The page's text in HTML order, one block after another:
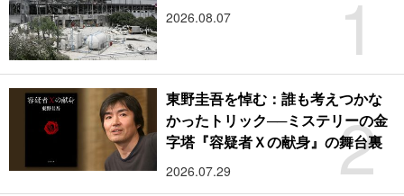
1
2026.08.07
2
東野圭吾を悼む：誰も考えつかな
かったトリック──ミステリーの金
字塔『容疑者Ｘの献身』の舞台裏
2026.07.29